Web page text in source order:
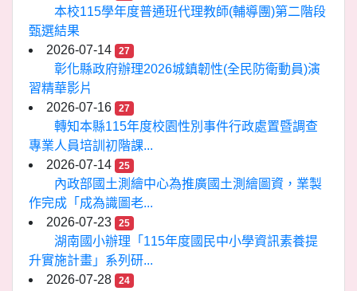
本校115學年度普通班代理教師(輔導團)第二階段
甄選結果
2026-07-14
27
彰化縣政府辦理2026城鎮韌性(全民防衛動員)演
習精華影片
2026-07-16
27
轉知本縣115年度校園性別事件行政處置暨調查
專業人員培訓初階課...
2026-07-14
25
內政部國土測繪中心為推廣國土測繪圖資，業製
作完成「成為識圖老...
2026-07-23
25
湖南國小辦理「115年度國民中小學資訊素養提
升實施計畫」系列研...
2026-07-28
24